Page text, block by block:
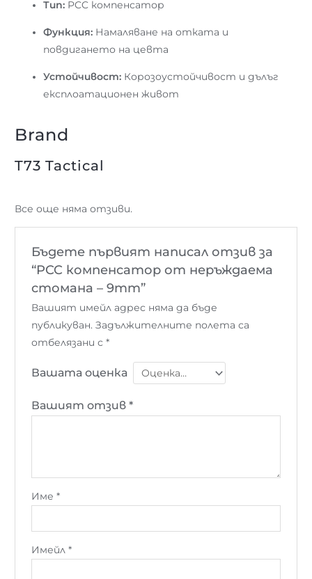
Тип: PCC компенсатор
Функция: Намаляване на отката и
повдигането на цевта
Устойчивост: Корозоустойчивост и дълъг
експлоатационен живот
Brand
T73 Tactical
Все още няма отзиви.
Бъдете първият написал отзив за
“PCC компенсатор от неръждаема
стомана – 9mm”
Вашият имейл адрес няма да бъде
публикуван. Задължителните полета са
отбелязани с *
Вашата оценка
Вашият отзив *
Име *
Имейл *